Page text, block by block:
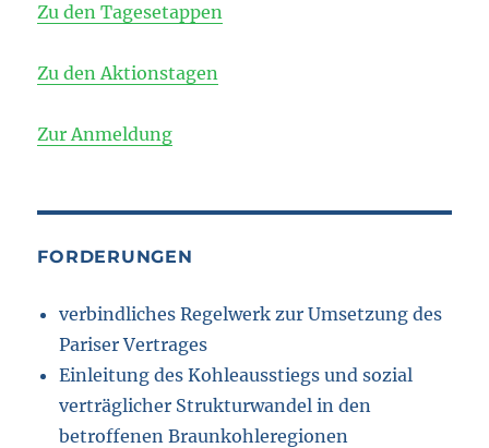
Zu den Tagesetappen
Zu den Aktionstagen
Zur Anmeldung
FORDERUNGEN
verbindliches Regelwerk zur Umsetzung des
Pariser Vertrages
Einleitung des Kohleausstiegs und sozial
verträglicher Strukturwandel in den
betroffenen Braunkohleregionen